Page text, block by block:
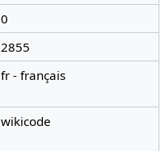
0
2855
fr - français
wikicode